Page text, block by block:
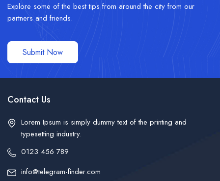
Explore some of the best tips from around the city from our
partners and friends.
Submit Now
Contact Us
Lorem Ipsum is simply dummy text of the printing and
typesetting industry.
0123 456 789
info@telegram-finder.com